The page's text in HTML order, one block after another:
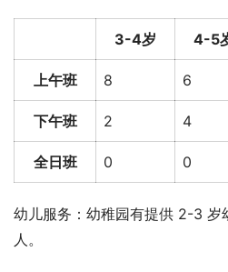
3-4岁 4-5
上午班 8 6
下午班 2 4
全日班 0 0
幼儿服务：幼稚园有提供 2-3 岁
人。